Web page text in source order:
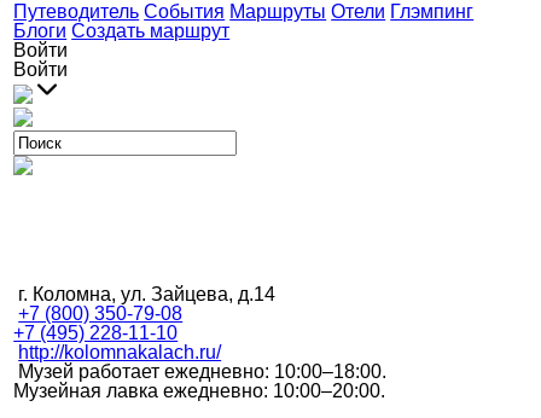
Путеводитель События Маршруты Отели Глэмпинг
Блоги Создать маршрут
Войти
Войти
г. Коломна, ул. Зайцева, д.14
+7 (800) 350-79-08
+7 (495) 228-11-10
http://kolomnakalach.ru/
Музей работает ежедневно: 10:00–18:00.
Музейная лавка ежедневно: 10:00–20:00.